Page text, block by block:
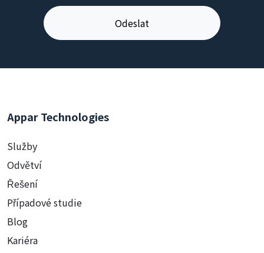
Appar Technologies
Služby
Odvětví
Řešení
Případové studie
Blog
Kariéra